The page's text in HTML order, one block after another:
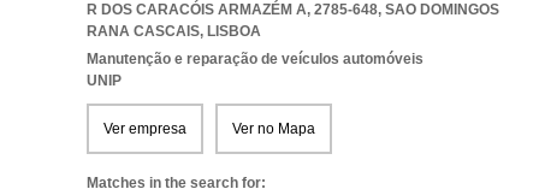
R DOS CARACÓIS ARMAZÉM A, 2785-648, SAO DOMINGOS
RANA CASCAIS, LISBOA
Manutenção e reparação de veículos automóveis
UNIP
Ver empresa Ver no Mapa
Matches in the search for: